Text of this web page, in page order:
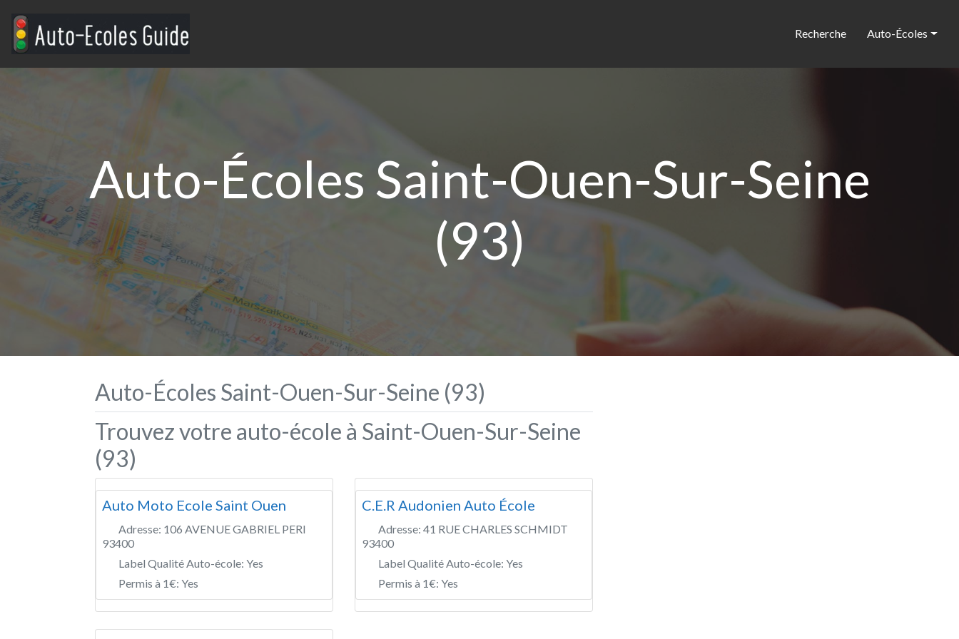
Recherche Auto-Écoles
Auto-Écoles Saint-Ouen-Sur-Seine
(93)
Auto-Écoles Saint-Ouen-Sur-Seine (93)
Trouvez votre auto-école à Saint-Ouen-Sur-Seine
(93)
Auto Moto Ecole Saint Ouen
Adresse: 106 AVENUE GABRIEL PERI
93400
Label Qualité Auto-école: Yes
Permis à 1€: Yes
C.E.R Audonien Auto École
Adresse: 41 RUE CHARLES SCHMIDT
93400
Label Qualité Auto-école: Yes
Permis à 1€: Yes